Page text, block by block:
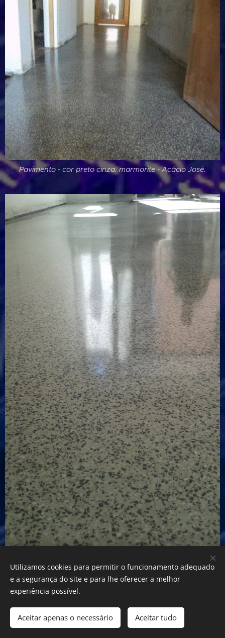
Pavimento - cor preto cinza. marmorite - Acácio José.
Pavimento - com - cor cinza e brilho.
Utilizamos cookies para permitir o funcionamento adequado
e a segurança do site e para lhe oferecer a melhor
experiência possível.
Aceitar apenas o necessário Aceitar tudo